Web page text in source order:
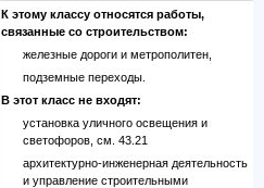
К этому классу относятся работы,
связанные со строительством:
железные дороги и метрополитен,
подземные переходы.
В этот класс не входят:
установка уличного освещения и
светофоров, см. 43.21
архитектурно-инженерная деятельность
и управление строительными